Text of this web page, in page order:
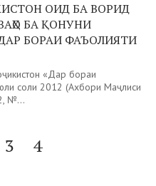
ОИД БА ВОРИД
БА ҚОНУНИ
БОРАИ ФАЪОЛИЯТИ
«Дар бораи
соли 2012 (Ахбори Маҷлиси
№...
3 4